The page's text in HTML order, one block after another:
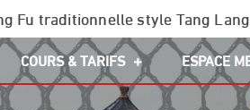
Fu traditionnelle style Tang
COURS & TARIFS ESPACE